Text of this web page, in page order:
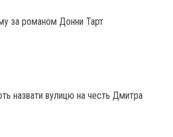
за романом Донни Тарт
назвати вулицю на честь Дмитра